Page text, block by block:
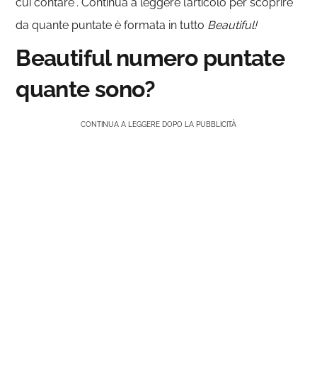
cui contare”. Continua a leggere l’articolo per scoprire
da quante puntate è formata in tutto Beautiful!
Beautiful numero puntate
quante sono?
CONTINUA A LEGGERE DOPO LA PUBBLICITÀ